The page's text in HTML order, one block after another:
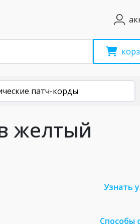
патч-корды
желтый
Узнать
Способы